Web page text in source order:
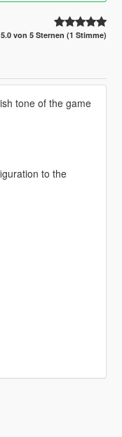
5.0 von 5 Sternen (1 Stimme)
tone of the game
to the